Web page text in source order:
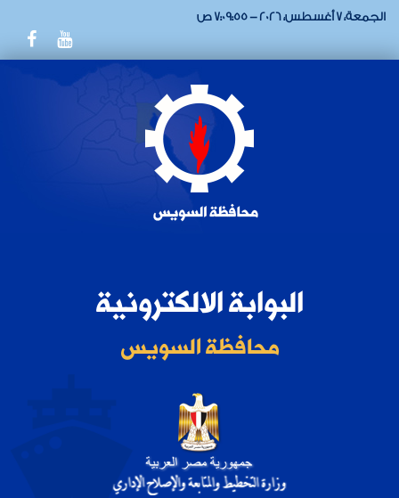
الجمعة، 7 أغسطس، 2026 - 7:09:55 ص
البوابة الالكترونية
محافظة السويس